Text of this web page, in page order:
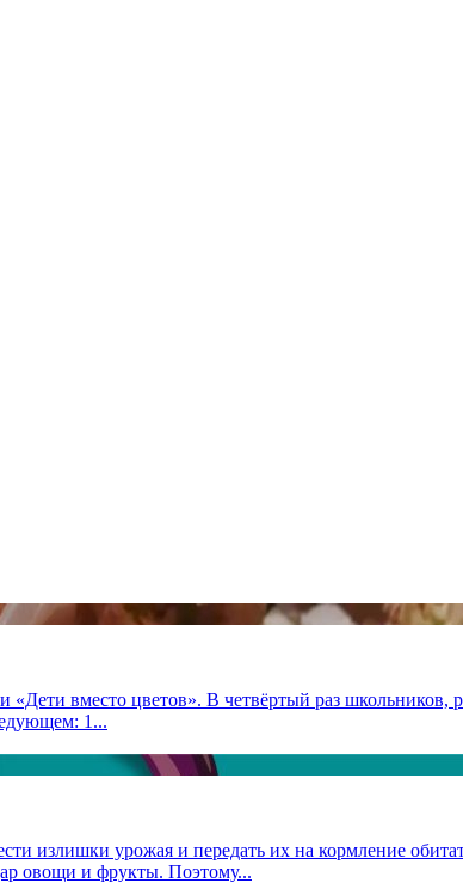
вместо цветов». В четвёртый раз школьников,
1...
излишки урожая и передать их на кормление
овощи и фрукты. Поэтому...